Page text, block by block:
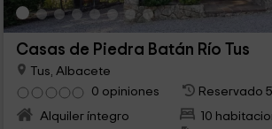
Casas de Piedra Batán Río Tus
Tus, Albacete
0 opiniones
Reservado
Alquiler íntegro
10